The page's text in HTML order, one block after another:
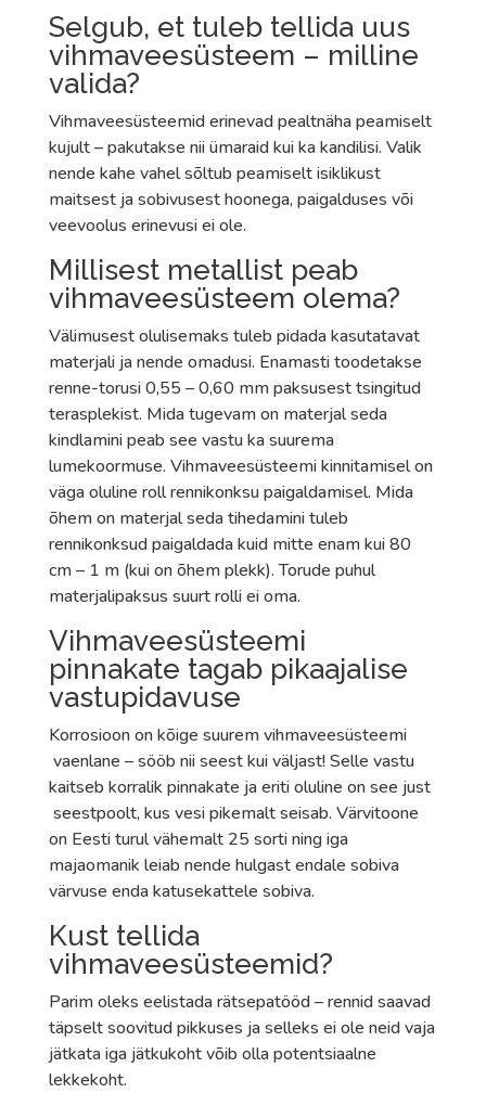
Selgub, et tuleb tellida uus
vihmaveesüsteem – milline
valida?
Vihmaveesüsteemid erinevad pealtnäha peamiselt
kujult – pakutakse nii ümaraid kui ka kandilisi. Valik
nende kahe vahel sõltub peamiselt isiklikust
maitsest ja sobivusest hoonega, paigalduses või
veevoolus erinevusi ei ole.
Millisest metallist peab
vihmaveesüsteem olema?
Välimusest olulisemaks tuleb pidada kasutatavat
materjali ja nende omadusi. Enamasti toodetakse
renne-torusi 0,55 – 0,60 mm paksusest tsingitud
terasplekist. Mida tugevam on materjal seda
kindlamini peab see vastu ka suurema
lumekoormuse. Vihmaveesüsteemi kinnitamisel on
väga oluline roll rennikonksu paigaldamisel. Mida
õhem on materjal seda tihedamini tuleb
rennikonksud paigaldada kuid mitte enam kui 80
cm – 1 m (kui on õhem plekk). Torude puhul
materjalipaksus suurt rolli ei oma.
Vihmaveesüsteemi
pinnakate tagab pikaajalise
vastupidavuse
Korrosioon on kõige suurem vihmaveesüsteemi
vaenlane – sööb nii seest kui väljast! Selle vastu
kaitseb korralik pinnakate ja eriti oluline on see just
seestpoolt, kus vesi pikemalt seisab. Värvitoone
on Eesti turul vähemalt 25 sorti ning iga
majaomanik leiab nende hulgast endale sobiva
värvuse enda katusekattele sobiva.
Kust tellida
vihmaveesüsteemid?
Parim oleks eelistada rätsepatööd – rennid saavad
täpselt soovitud pikkuses ja selleks ei ole neid vaja
jätkata iga jätkukoht võib olla potentsiaalne
lekkekoht.